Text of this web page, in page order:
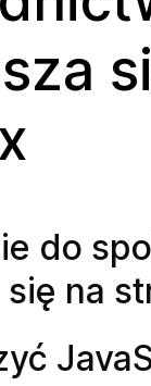
do
na